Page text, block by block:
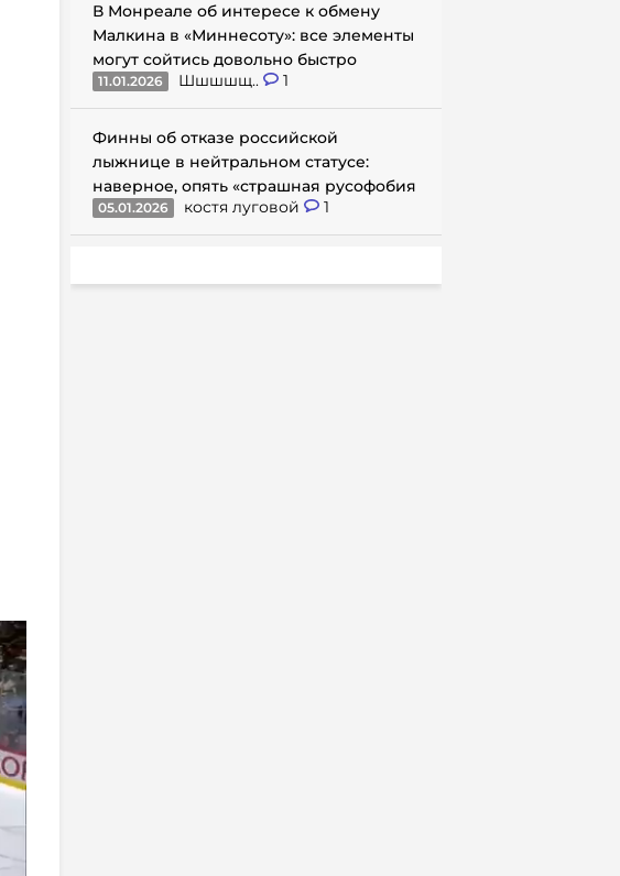
В Монреале об интересе к обмену
Малкина в «Миннесоту»: все элементы
могут сойтись довольно быстро
11.01.2026 Шшшшщ.. 1
Финны об отказе российской
лыжнице в нейтральном статусе:
наверное, опять «страшная русофобия
05.01.2026 костя луговой 1